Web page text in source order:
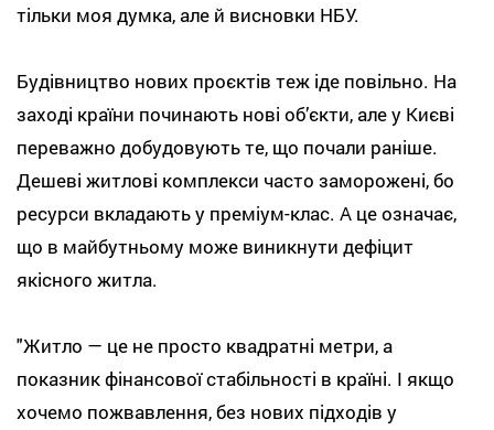
тільки моя думка, але й висновки НБУ.
Будівництво нових проєктів теж іде повільно. На
заході країни починають нові об’єкти, але у Києві
переважно добудовують те, що почали раніше.
Дешеві житлові комплекси часто заморожені, бо
ресурси вкладають у преміум-клас. А це означає,
що в майбутньому може виникнути дефіцит
якісного житла.
"Житло — це не просто квадратні метри, а
показник фінансової стабільності в країні. І якщо
хочемо пожвавлення, без нових підходів у